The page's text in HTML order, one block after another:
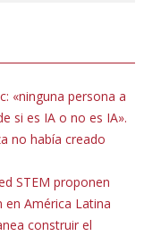
«ninguna persona a
si es IA o no es IA».
no había creado
STEM proponen
América Latina
construir el